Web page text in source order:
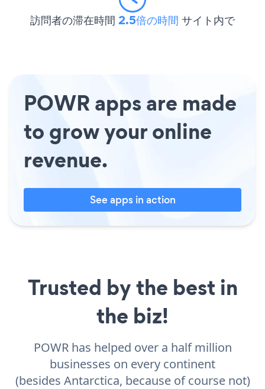
訪問者の滞在時間 2.5倍の時間 サイト内で
POWR apps are made
to grow your online
revenue.
See apps in action
Trusted by the best in
the biz!
POWR has helped over a half million
businesses on every continent
(besides Antarctica, because of course not)